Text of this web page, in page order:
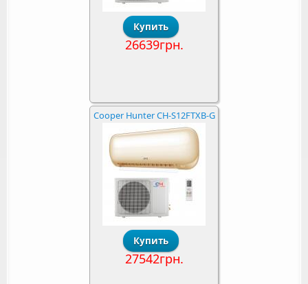
26639грн.
Cooper Hunter CH-S12FTXB-G
27542грн.